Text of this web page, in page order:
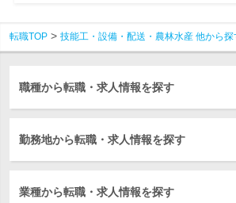
転職TOP 技能工・設備・配送・農林水産 他から探
職種から転職・求人情報を探す
勤務地から転職・求人情報を探す
業種から転職・求人情報を探す